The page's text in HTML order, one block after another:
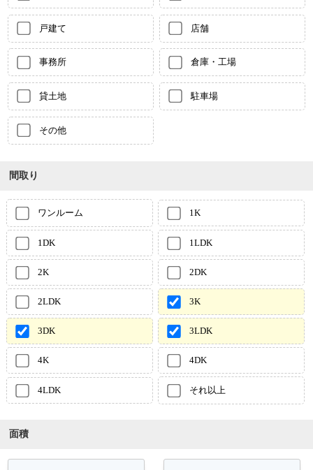
戸建て 店舗
事務所 倉庫・工場
貸土地 駐車場
その他
間取り
ワンルーム 1K
1DK 1LDK
2K 2DK
2LDK 3K
3DK 3LDK
4K 4DK
4LDK それ以上
面積